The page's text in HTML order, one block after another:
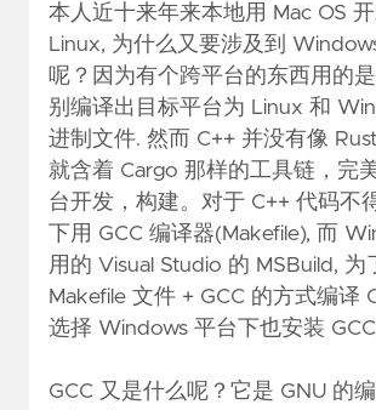
本人近十来年来本地用 Mac OS
Linux, 为什么又要涉及到
呢？因为有个跨平台的东西用的
别编译出目标平台为 Linux 和
进制文件. 然而 C++ 并没有像
就含着 Cargo 那样的工具链，完
台开发，构建。对于 C++ 代码不
下用 GCC 编译器(Makefile), 而
用的 Visual Studio 的 MSBuild, 为
Makefile 文件 + GCC 的方式编译
选择 Windows 平台下也安装 GCC
GCC 又是什么呢？它是 GNU 的